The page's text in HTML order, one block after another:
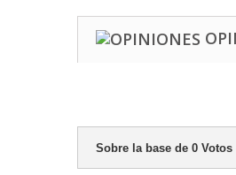
Sobre la base de 0 Votos